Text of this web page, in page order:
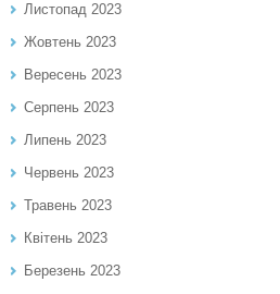
Листопад 2023
Жовтень 2023
Вересень 2023
Серпень 2023
Липень 2023
Червень 2023
Травень 2023
Квітень 2023
Березень 2023